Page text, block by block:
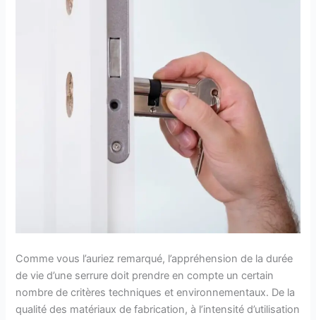
Comme vous l’auriez remarqué, l’appréhension de la durée
de vie d’une serrure doit prendre en compte un certain
nombre de critères techniques et environnementaux. De la
qualité des matériaux de fabrication, à l’intensité d’utilisation